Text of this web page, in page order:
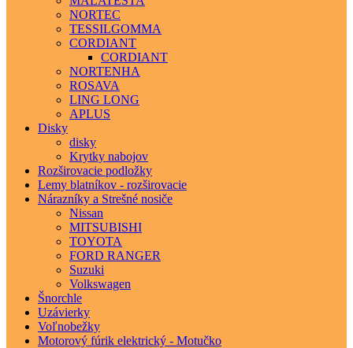
NORTEC
TESSILGOMMA
CORDIANT
CORDIANT
NORTENHA
ROSAVA
LING LONG
APLUS
Disky
disky
Krytky nabojov
Rozširovacie podložky
Lemy blatníkov - rozširovacie
Nárazníky a Strešné nosiče
Nissan
MITSUBISHI
TOYOTA
FORD RANGER
Suzuki
Volkswagen
Šnorchle
Uzávierky
Voľnobežky
Motorový fúrik elektrický - Motučko